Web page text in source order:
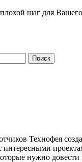
шаг для
Технофея
интересными
нужно